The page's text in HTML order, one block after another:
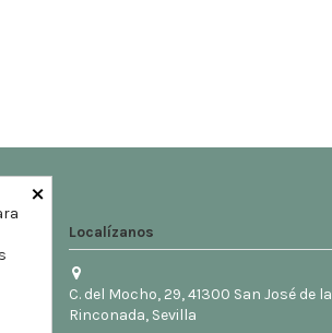
Localízanos
C. del Mocho, 29, 41300 San José de la
Rinconada, Sevilla
×